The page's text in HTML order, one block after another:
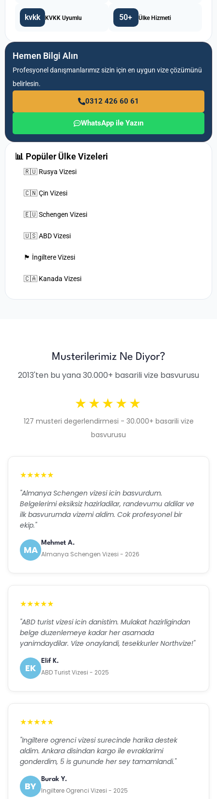
kvkk KVKK Uyumlu 50+ Ülke Hizmeti
Hemen Bilgi Alın
Profesyonel danışmanlarımız sizin için en uygun vize çözümünü
belirlesin.
0312 426 60 61
WhatsApp ile Yazın
📊 Popüler Ülke Vizeleri
🇷🇺 Rusya Vizesi
🇨🇳 Çin Vizesi
🇪🇺 Schengen Vizesi
🇺🇸 ABD Vizesi
🏴󠁧󠁢󠁥󠁮󠁧󠁿 İngiltere Vizesi
🇨🇦 Kanada Vizesi
Musterilerimiz Ne Diyor?
2013'ten bu yana 30.000+ basarili vize basvurusu
★★★★★
127 musteri degerlendirmesi - 30.000+ basarili vize
basvurusu
★★★★★
"Almanya Schengen vizesi icin basvurdum.
Belgelerimi eksiksiz hazirladilar, randevumu aldilar ve
ilk basvurumda vizemi aldim. Cok profesyonel bir
ekip."
MA
Mehmet A.
Almanya Schengen Vizesi - 2026
★★★★★
"ABD turist vizesi icin danistim. Mulakat hazirligindan
belge duzenlemeye kadar her asamada
yanimdaydilar. Vize onaylandi, tesekkurler Northvize!"
EK
Elif K.
ABD Turist Vizesi - 2025
★★★★★
"Ingiltere ogrenci vizesi surecinde harika destek
aldim. Ankara disindan kargo ile evraklarimi
gonderdim, 5 is gununde her sey tamamlandi."
BY
Burak Y.
Ingiltere Ogrenci Vizesi - 2025